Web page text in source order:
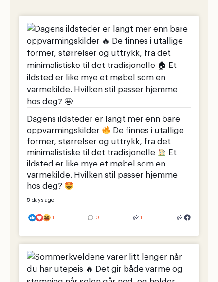
Dagens ildsteder er langt mer enn bare
oppvarmingskilder
De finnes i utallige
former, størrelser og uttrykk, fra det
minimalistiske til det tradisjonelle
Et
ildsted er like mye et møbel som en
varmekilde. Hvilken stil passer hjemme
hos deg?
5 days ago
1 0 1